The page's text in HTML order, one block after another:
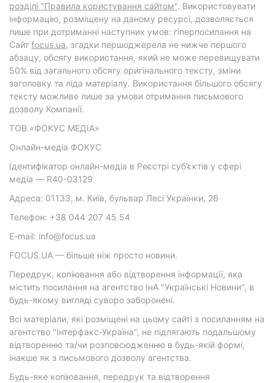
розділі "Правила користування сайтом". Використовувати
інформацію, розміщену на даному ресурсі, дозволяється
лише при дотриманні наступних умов: гіперпосилання на
Cайт focus.ua, згадки першоджерела не нижче першого
абзацу, обсягу використання, який не може перевищувати
50% від загального обсягу оригінального тексту, зміни
заголовку та ліда матеріалу. Використання більшого обсягу
тексту можливе лише за умови отримання письмового
дозволу Компанії.
ТОВ «ФОКУС МЕДІА»
Онлайн-медіа ФОКУС
Ідентифікатор онлайн-медіа в Реєстрі суб’єктів у сфері
медіа — R40-03129
Адреса: 01133, м. Київ, бульвар Лесі Українки, 26
Телефон: +38 044 207 45 54
E-mail: info@focus.ua
FOCUS.UA — більше ніж просто новини.
Передрук, копіювання або відтворення інформації, яка
містить посилання на агентство ІнА "Українські Новини", в
будь-якому вигляді суворо заборонені.
Всі матеріали, які розміщені на цьому сайті з посиланням на
агентство "Інтерфакс-Україна", не підлягають подальшому
відтворенню та/чи розповсюдженню в будь-якій формі,
інакше як з письмового дозволу агентства.
Будь-яке копіювання, передрук та відтворення